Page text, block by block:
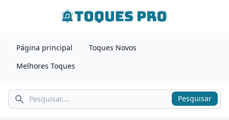
Página principal
Toques Novos
Melhores Toques
Pesquisar Pesquisar